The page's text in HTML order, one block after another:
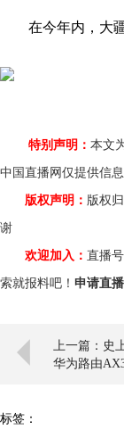
在今年内，大
特别声明： 本文
中国直播网仅提供信息
版权声明： 版权
谢
欢迎加入： 直播
索就报料吧！ 申请直
上一篇：史
华为路由
标签：